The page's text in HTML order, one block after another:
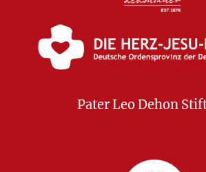
Pater Leo Dehon